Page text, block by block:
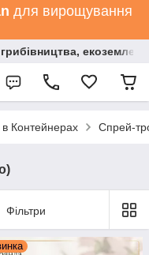
для вирощування
Контейнерах Спрей-
Фільтри